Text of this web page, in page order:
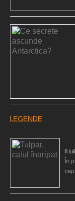
LEGENDE
8
În